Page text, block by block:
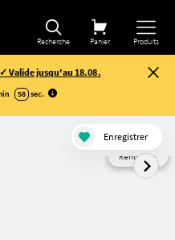
Recherche Panier Produits
Valide jusqu'au 18.08.
58 sec.
Enregistrer
Rendu AI